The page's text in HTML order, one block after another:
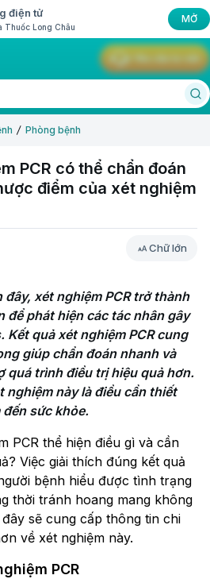
điện tử
Thuốc Long Châu
MỞ
Phòng bệnh
PCR có thể chẩn đoán
điểm của xét nghiệm
Chữ lớn
Chữ lớn
đây, xét nghiệm PCR trở thành
để phát hiện các tác nhân gây
Kết quả xét nghiệm PCR cung
giúp chẩn đoán nhanh và
quá trình điều trị hiệu quả hơn.
nghiệm này là điều cần thiết
sức khỏe.
PCR thể hiện điều gì và cần
Việc giải thích đúng kết quả
bệnh hiểu được tình trạng
thời tránh hoang mang không
sẽ cung cấp thông tin chi
về xét nghiệm này.
PCR